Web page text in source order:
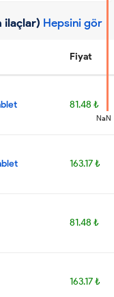
ilaçlar) Hepsini gör
Fiyat
81.48 ₺
163.17 ₺
81.48 ₺
163.17 ₺
NaN